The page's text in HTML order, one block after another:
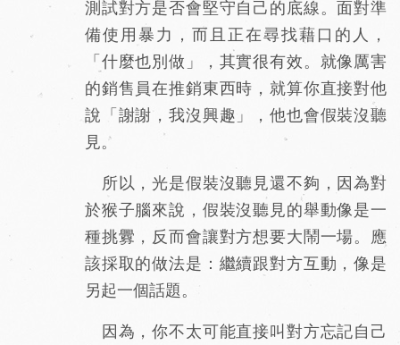
測試對方是否會堅守自己的底線。面對準
備使用暴力，而且正在尋找藉口的人，
「什麼也別做」，其實很有效。就像厲害
的銷售員在推銷東西時，就算你直接對他
說「謝謝，我沒興趣」，他也會假裝沒聽
見。
所以，光是假裝沒聽見還不夠，因為對
於猴子腦來說，假裝沒聽見的舉動像是一
種挑釁，反而會讓對方想要大鬧一場。應
該採取的做法是：繼續跟對方互動，像是
另起一個話題。
因為，你不太可能直接叫對方忘記自己